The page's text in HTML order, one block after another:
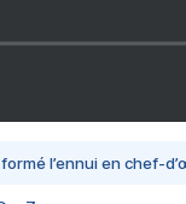
l’ennui en chef-